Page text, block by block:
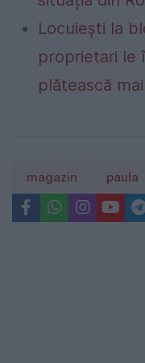
Locuiești la
proprietari le
plătească
magazin paula